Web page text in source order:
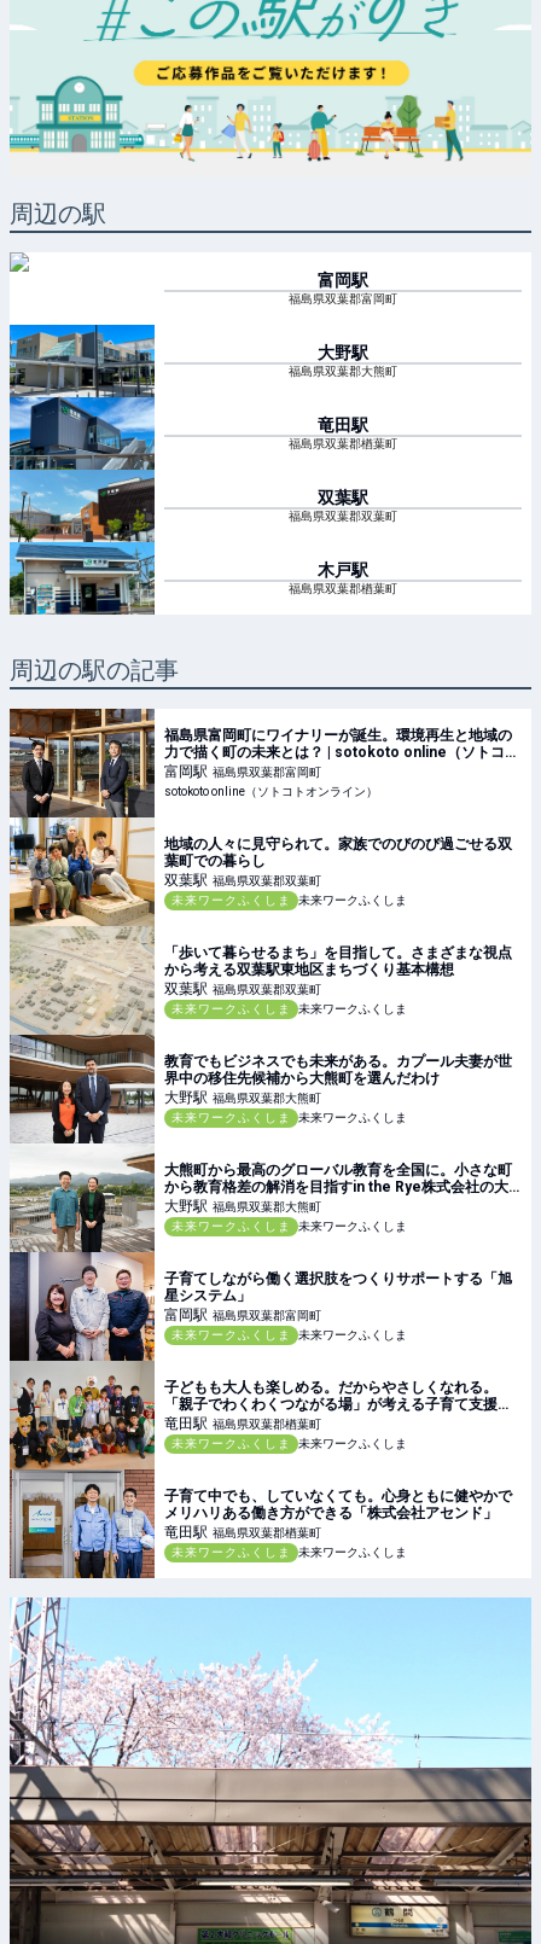
周辺の駅
富岡駅
福島県双葉郡富岡町
大野駅
福島県双葉郡大熊町
竜田駅
福島県双葉郡楢葉町
双葉駅
福島県双葉郡双葉町
木戸駅
福島県双葉郡楢葉町
周辺の駅の記事
福島県富岡町にワイナリーが誕生。環境再生と地域の
力で描く町の未来とは？ | sotokoto online（ソトコト
オンライン）
富岡駅 福島県双葉郡富岡町
sotokoto online（ソトコトオンライン）
地域の人々に見守られて。家族でのびのび過ごせる双
葉町での暮らし
双葉駅 福島県双葉郡双葉町
未来ワークふくしま
未来ワークふくしま
「歩いて暮らせるまち」を目指して。さまざまな視点
から考える双葉駅東地区まちづくり基本構想
双葉駅 福島県双葉郡双葉町
未来ワークふくしま
未来ワークふくしま
教育でもビジネスでも未来がある。カプール夫妻が世
界中の移住先候補から大熊町を選んだわけ
大野駅 福島県双葉郡大熊町
未来ワークふくしま
未来ワークふくしま
大熊町から最高のグローバル教育を全国に。小さな町
から教育格差の解消を目指すin the Rye株式会社の大
きな挑戦
大野駅 福島県双葉郡大熊町
未来ワークふくしま
未来ワークふくしま
子育てしながら働く選択肢をつくりサポートする「旭
星システム」
富岡駅 福島県双葉郡富岡町
未来ワークふくしま
未来ワークふくしま
子どもも大人も楽しめる。だからやさしくなれる。
「親子でわくわくつながる場」が考える子育て支援と
は
竜田駅 福島県双葉郡楢葉町
未来ワークふくしま
未来ワークふくしま
子育て中でも、していなくても。心身ともに健やかで
メリハリある働き方ができる「株式会社アセンド」
竜田駅 福島県双葉郡楢葉町
未来ワークふくしま
未来ワークふくしま